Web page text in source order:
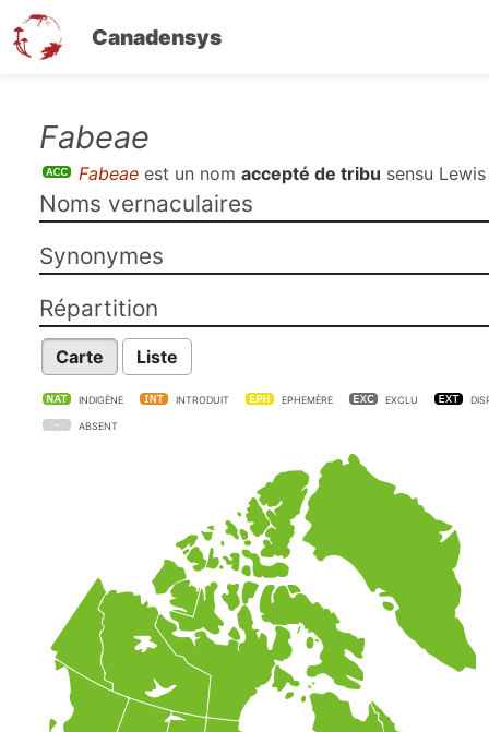
Canadensys
contenu
principal
Fabeae
Fabeae est un nom accepté de tribu sensu
Noms vernaculaires
Synonymes
Répartition
Carte Liste
INDIGÈNE INTRODUIT EPHEMÈRE EXCLU
ABSENT